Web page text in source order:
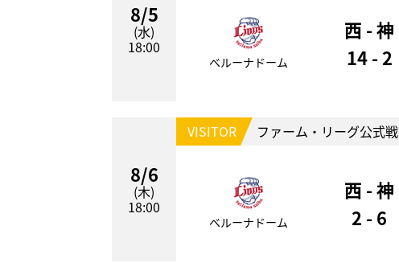
8/5
(水)
18:00
ベルーナドーム
西 - 神
14 - 2
8/6
(木)
18:00
VISITOR ファーム・リーグ公式戦
ベルーナドーム
西 - 神
2 - 6